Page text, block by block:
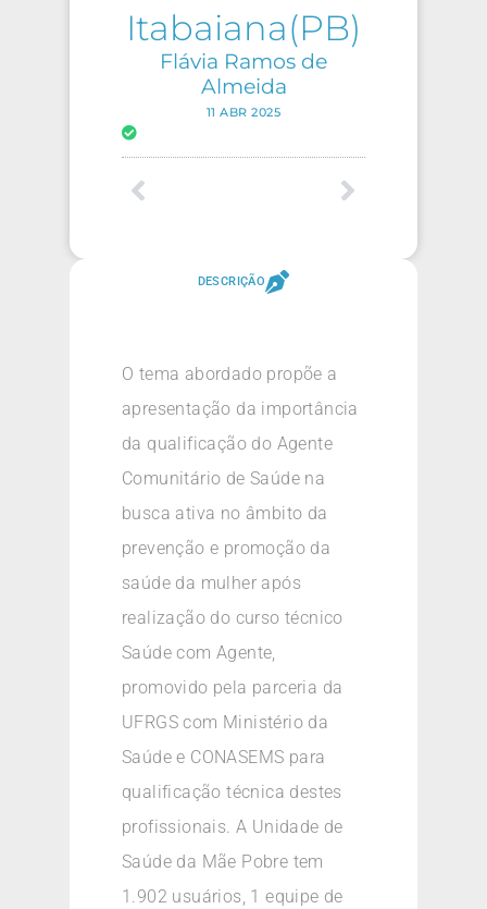
Itabaiana(PB)
Flávia Ramos de
Almeida
11 ABR 2025
DESCRIÇÃO
O tema abordado propõe a
apresentação da importância
da qualificação do Agente
Comunitário de Saúde na
busca ativa no âmbito da
prevenção e promoção da
saúde da mulher após
realização do curso técnico
Saúde com Agente,
promovido pela parceria da
UFRGS com Ministério da
Saúde e CONASEMS para
qualificação técnica destes
profissionais. A Unidade de
Saúde da Mãe Pobre tem
1.902 usuários, 1 equipe de